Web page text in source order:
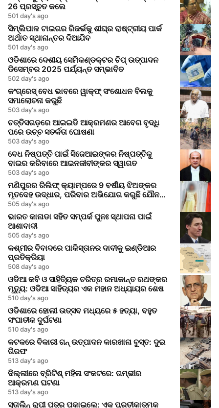
26 ପ୍ରସ୍ତୁତ କଲେ
501 day's ago
ସିମ୍ଲିପାଳ ଟାଇଗର ରିଜର୍ଭକୁ ଶୀଘ୍ର ରାଷ୍ଟ୍ରୀୟ ପାର୍କ
ଅର୍ଥାତ ସ୍ଥାନାନ୍ତର ଦିଆଯିବ
501 day's ago
ଓଡିଶାରେ ଦେଶୀୟ ସେମିକଣ୍ଡକ୍ଟର ଚିପ୍ ଉତ୍ପାଦନ
ଡିସେମ୍ବର 2025 ପର୍ଯ୍ୟନ୍ତ ସମ୍ଭାବିତ
502 day's ago
କଂଗ୍ରେସ୍ ବେଧ ଭାବରେ ୱାକ୍ଫ୍ ସଂଶୋଧନ ବିଲକୁ
ସମାଲୋଚନା କରୁଛି
503 day's ago
ଚତ୍ତିସଗଡ଼ରେ ଆଇଇଡି ଆକ୍ରମଣର ଆବେଗ ବୃଦ୍ଧି
ପରେ ଉଚ୍ଚ ସତର୍କତା ଘୋଷଣା
503 day's ago
ବେଧ ନିଷ୍ପତ୍ତି ପାଇଁ ସିଜେଆଇଙ୍କର ନିଷ୍ପତ୍ତିକୁ
ବାଇର କରିବାରେ ଆଇନଜୀବୀଙ୍କର ସ୍ୱାଗତ
503 day's ago
ମଣିପୁରର ରିଲିଫ୍ କ୍ୟାମ୍ପରେ 9 ବର୍ଷୀୟ ଝିଅଙ୍କର
ମୃତଦେହ ଉଦ୍ଧାର, ପରିବାର ଅଭିଯୋଗ କରୁଛି ଯୌନ
ଆକ୍ରମଣର
505 day's ago
ଭାରତ କାନାଡା ସହିତ ସମ୍ପର୍କ ପୁନଃ ସ୍ଥାପନା ପାଇଁ
ଆଶାବାଦୀ
505 day's ago
କଶ୍ମୀର ବିବାଦରେ ପାକିସ୍ତାନର ଦାବୀକୁ ଇଣ୍ଡିଆର
ପ୍ରତିକ୍ରିୟା
508 day's ago
ଓଡିଆ କବି ଓ ସାହିତ୍ୟିକ ଚରିତ୍ର ରମାକାନ୍ତ ରଥଙ୍କର
ମୃତ୍ୟୁ: ଓଡିଆ ସାହିତ୍ୟର ଏକ ମହାନ ଅଧ୍ୟାୟର ଶେଷ
510 day's ago
ଓଡିଶାରେ ହୋଲୀ ଉତ୍ସବ ମଧ୍ୟରେ ୫ ହତ୍ୟା, ବହୁତ
ସଂଘାତୀକ ଦୁର୍ଘଟଣା
510 day's ago
କଟକରେ ବିକାରୀ ଗନ୍ ଉତ୍ପାଦନ କାରଖାନା ବୁସ୍ତ: ଦୁଇ
ଗିରଫ
513 day's ago
ଦିଲ୍ଲୀରେ ବ୍ରିଟିଶ୍ ମହିଳା ସଂକଟରେ: ଗମ୍ଭୀର
ଆକ୍ରମଣ ଘଟଣା
513 day's ago
ସ୍ତାଲିନ୍ ରୁପୀ ପତ୍ର ପକାଇଲେ: ଏକ ପ୍ରତୀକାତ୍ମକ